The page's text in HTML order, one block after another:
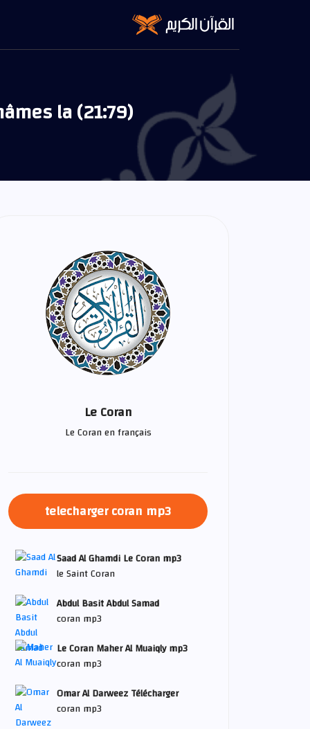
la (21:79)
Le Coran
Le Coran en français
telecharger coran mp3
Saad Al Ghamdi Le Coran mp3
le Saint Coran
Abdul Basit Abdul Samad
coran mp3
Le Coran Maher Al Muaiqly mp3
coran mp3
Omar Al Darweez Télécharger
coran mp3